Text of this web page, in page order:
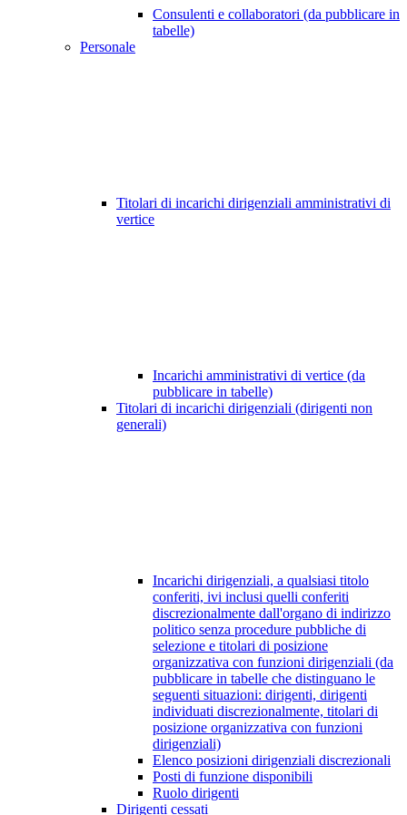
Consulenti e collaboratori (da pubblicare in
tabelle)
Personale
Titolari di incarichi dirigenziali amministrativi di
vertice
Incarichi amministrativi di vertice (da
pubblicare in tabelle)
Titolari di incarichi dirigenziali (dirigenti non
generali)
Incarichi dirigenziali, a qualsiasi titolo
conferiti, ivi inclusi quelli conferiti
discrezionalmente dall'organo di indirizzo
politico senza procedure pubbliche di
selezione e titolari di posizione
organizzativa con funzioni dirigenziali (da
pubblicare in tabelle che distinguano le
seguenti situazioni: dirigenti, dirigenti
individuati discrezionalmente, titolari di
posizione organizzativa con funzioni
dirigenziali)
Elenco posizioni dirigenziali discrezionali
Posti di funzione disponibili
Ruolo dirigenti
Dirigenti cessati